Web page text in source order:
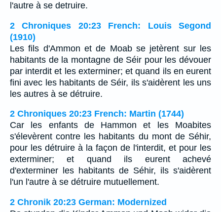
l'autre à se detruire.
2 Chroniques 20:23 French: Louis Segond
(1910)
Les fils d'Ammon et de Moab se jetèrent sur les
habitants de la montagne de Séir pour les dévouer
par interdit et les exterminer; et quand ils en eurent
fini avec les habitants de Séir, ils s'aidèrent les uns
les autres à se détruire.
2 Chroniques 20:23 French: Martin (1744)
Car les enfants de Hammon et les Moabites
s'élevèrent contre les habitants du mont de Séhir,
pour les détruire à la façon de l'interdit, et pour les
exterminer; et quand ils eurent achevé
d'exterminer les habitants de Séhir, ils s'aidèrent
l'un l'autre à se détruire mutuellement.
2 Chronik 20:23 German: Modernized